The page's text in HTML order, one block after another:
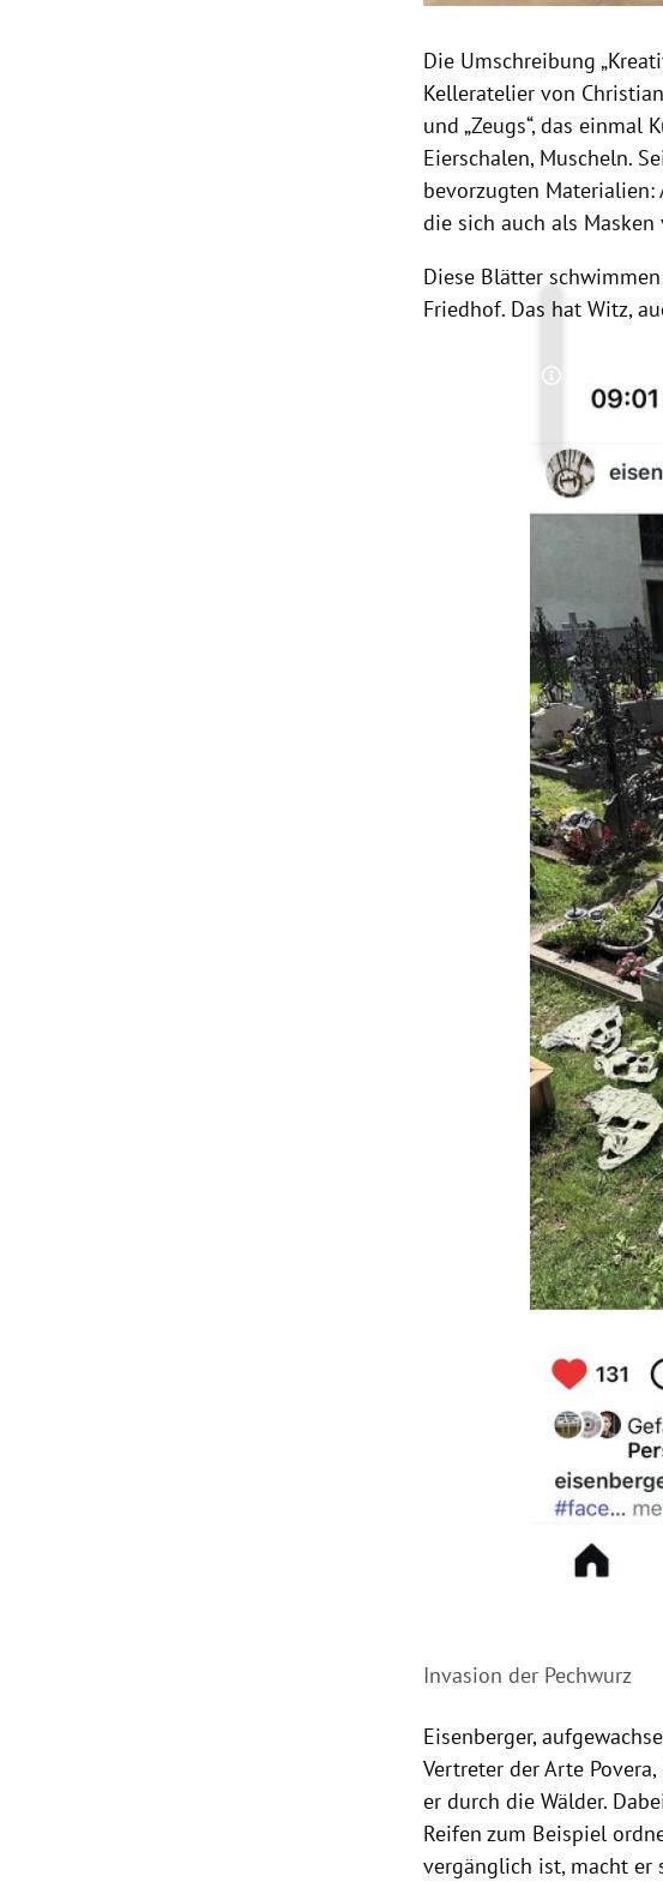
Die Umschreibung
Kelleratelier von
und „Zeugs“, das
Eierschalen, Muscheln.
bevorzugten
die sich auch als
Diese Blätter
Friedhof. Das hat Witz,
Copyright-
Invasion der Pechwurz
Eisenberger,
Vertreter der Arte
er durch die Wälder.
Reifen zum Beispiel
vergänglich ist, macht er